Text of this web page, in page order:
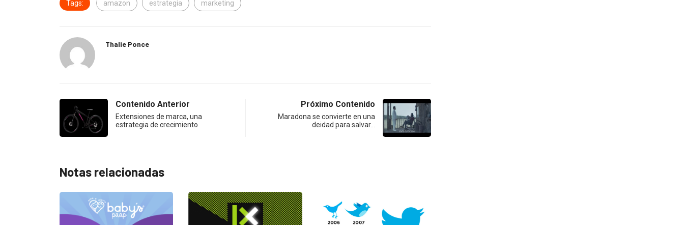
Tags: amazon estrategia marketing
Thalie Ponce
Contenido Anterior
Extensiones de marca, una
estrategia de crecimiento
Próximo Contenido
Maradona se convierte en una
deidad para salvar…
Notas relacionadas